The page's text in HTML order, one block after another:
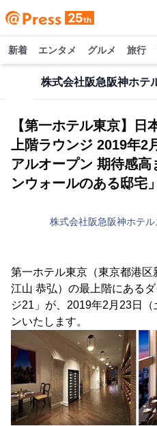
新着 エンタメ グルメ 旅行
株式会社阪急阪神ホテ
【第一ホテル東京】日
上階ラウンジ 2019年2
アルオープン 期待感
ンウォールのある邸宅」
株式会社阪急阪神ホテル
第一ホテル東京（東京都港区
江山 恭弘）の最上階にある
ジ21」が、2019年2月23日
ンいたします。